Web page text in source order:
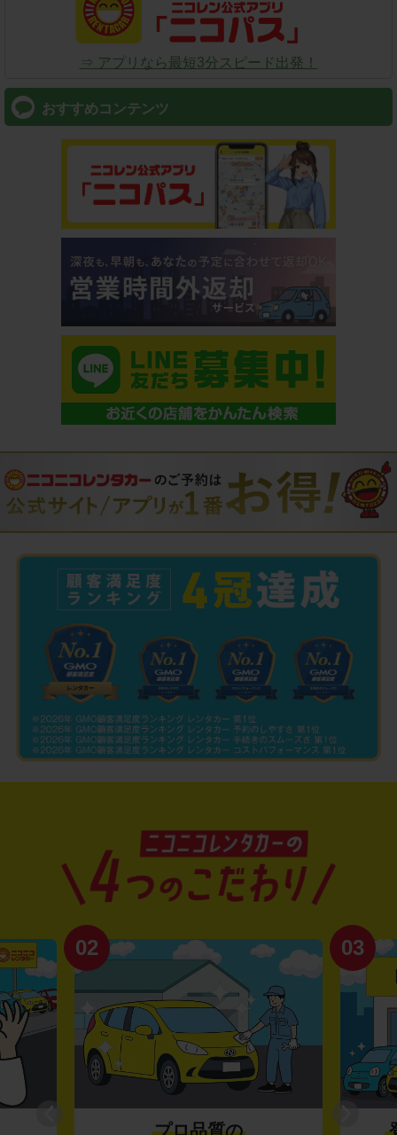
⇒ アプリなら最短3分スピード出発！
おすすめコンテンツ
02
プロ品質の
03